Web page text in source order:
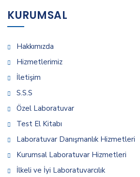
KURUMSAL
Hakkımızda
Hizmetlerimiz
İletişim
S.S.S
Özel Laboratuvar
Test El Kitabı
Laboratuvar Danışmanlık Hizmetleri
Kurumsal Laboratuvar Hizmetleri
İlkeli ve İyi Laboratuvarcılık